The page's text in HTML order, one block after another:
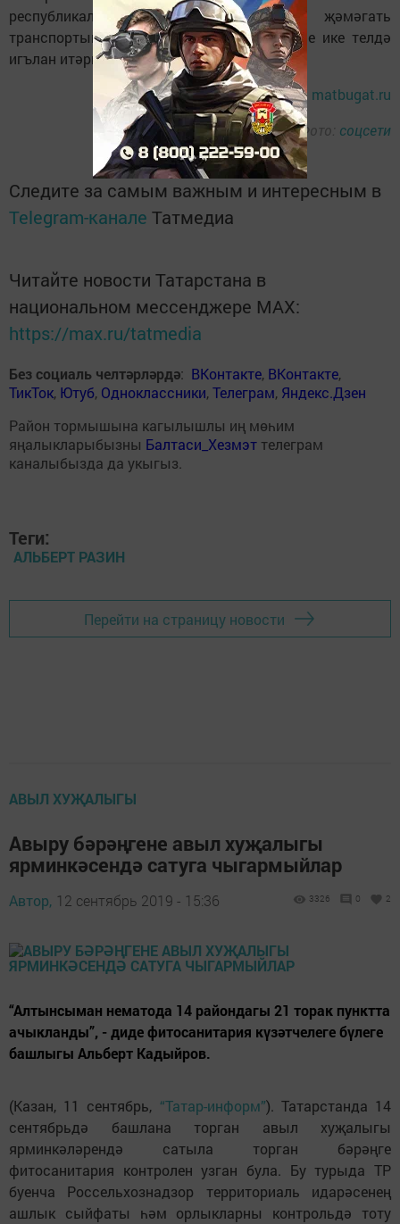
республикаларда кебек бизәргә; җәмәгать
транспортында, вокзалларда белдерүләрне ике телдә
игълан итәргә таләп итә.
Тулырак: matbugat.ru
Фото: соцсети
Следите за самым важным и интересным в
Telegram-канале Татмедиа
Читайте новости Татарстана в
национальном мессенджере MАХ:
https://max.ru/tatmedia
Без социаль челтәрләрдә: ВКонтакте, ВКонтакте,
ТикТок, Ютуб, Одноклассники,Телеграм, Яндекс.Дзен
Район тормышына кагылышлы иң мөһим
яңалыкларыбызны Балтаси_Хезмэт телеграм
каналыбызда да укыгыз.
Теги:
АЛЬБЕРТ РАЗИН
Перейти на страницу новости
АВЫЛ ХУҖАЛЫГЫ
Авыру бәрәңгене авыл хуҗалыгы
ярминкәсендә сатуга чыгармыйлар
Автор, 12 сентябрь 2019 - 15:36 3326 0 2
“Алтынсыман нематода 14 райондагы 21 торак пунктта
ачыкланды”, - диде фитосанитария күзәтчелеге бүлеге
башлыгы Альберт Кадыйров.
(Казан, 11 сентябрь, “Татар-информ”). Татарстанда 14
сентябрьдә башлана торган авыл хуҗалыгы
ярминкәләрендә сатыла торган бәрәңге
фитосанитария контролен узган була. Бу турыда ТР
буенча Россельхознадзор территориаль идарәсенең
ашлык сыйфаты һәм орлыкларны контрольдә тоту